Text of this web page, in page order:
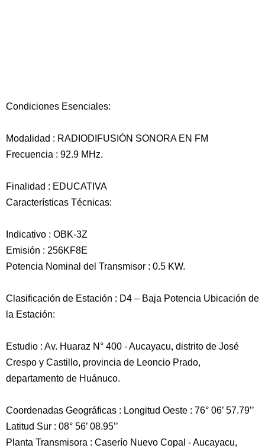
Condiciones Esenciales:
Modalidad : RADIODIFUSIÓN SONORA EN FM
Frecuencia : 92.9 MHz.
Finalidad : EDUCATIVA
Características Técnicas:
Indicativo : OBK-3Z
Emisión : 256KF8E
Potencia Nominal del Transmisor : 0.5 KW.
Clasificación de Estación : D4 – Baja Potencia Ubicación de
la Estación:
Estudio : Av. Huaraz N° 400 - Aucayacu, distrito de José
Crespo y Castillo, provincia de Leoncio Prado,
departamento de Huánuco.
Coordenadas Geográficas : Longitud Oeste : 76° 06’ 57.79’’
Latitud Sur : 08° 56’ 08.95’’
Planta Transmisora : Caserío Nuevo Copal - Aucayacu,